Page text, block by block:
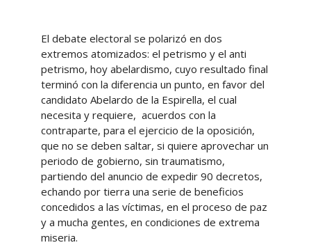
El debate electoral se polarizó en dos
extremos atomizados: el petrismo y el anti
petrismo, hoy abelardismo, cuyo resultado final
terminó con la diferencia un punto, en favor del
candidato Abelardo de la Espirella, el cual
necesita y requiere, acuerdos con la
contraparte, para el ejercicio de la oposición,
que no se deben saltar, si quiere aprovechar un
periodo de gobierno, sin traumatismo,
partiendo del anuncio de expedir 90 decretos,
echando por tierra una serie de beneficios
concedidos a las víctimas, en el proceso de paz
y a mucha gentes, en condiciones de extrema
miseria.